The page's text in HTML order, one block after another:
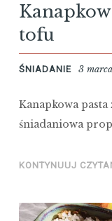
tofu
ŚNIADANIE 3
Kanapkowa
śniadaniowa
KONTYNUUJ